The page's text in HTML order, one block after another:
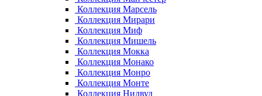
Коллекция Марсель
Коллекция Мирари
Коллекция Миф
Коллекция Мишель
Коллекция Мокка
Коллекция Монако
Коллекция Монро
Коллекция Монте
Коллекция Нидвуд